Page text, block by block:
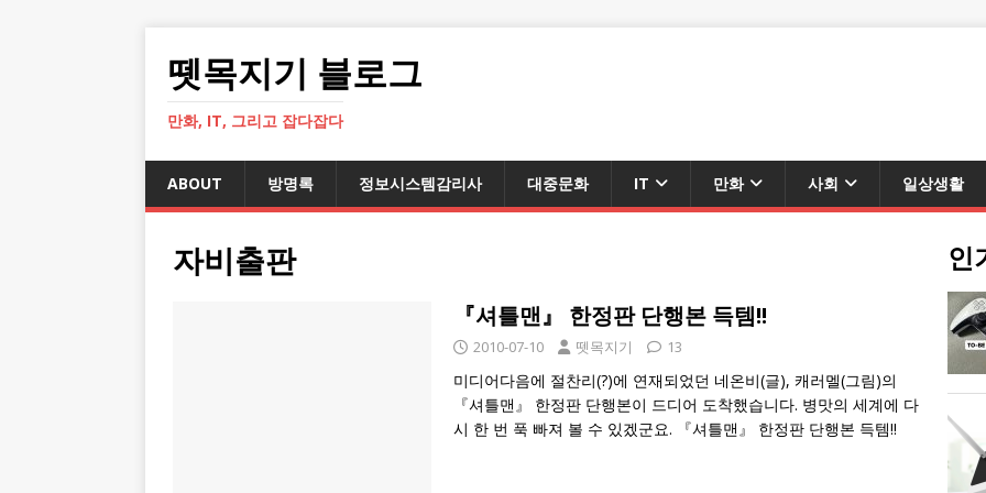
뗏목지기 블로그
만화, IT, 그리고 잡다잡다
ABOUT 방명록 정보시스템감리사 대중문화 IT 만화 사회 일상생활
자비출판
『셔틀맨』 한정판 단행본 득템!!
2010-07-10 뗏목지기 13
미디어다음에 절찬리(?)에 연재되었던 네온비(글), 캐러멜(그림)의
『셔틀맨』 한정판 단행본이 드디어 도착했습니다. 병맛의 세계에 다
시 한 번 푹 빠져 볼 수 있겠군요. 『셔틀맨』 한정판 단행본 득템!!
인